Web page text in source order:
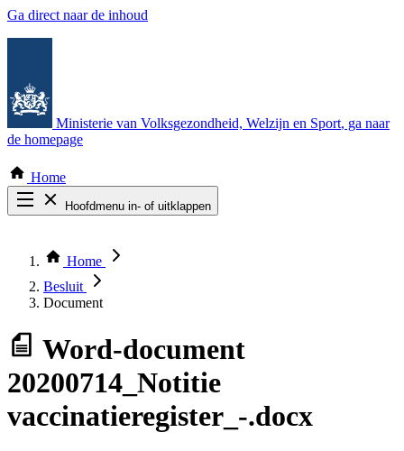
Ga direct naar de inhoud
Ministerie van Volksgezondheid, Welzijn en Sport, ga naar
de homepage
Home
Hoofdmenu in- of uitklappen
Thema COVID-19
Bekijk per bestuursorgaan
Home
Besluit
Document
Word-document
20200714_Notitie
vaccinatieregister_-.docx